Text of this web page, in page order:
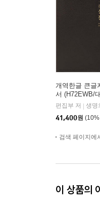
개역한글 큰글
서 (H72EWB/
지퍼/PU/반달
없음/각주 없음
라운)
편집부 저
생명
41,400원
검색 페이지에
이 상품의